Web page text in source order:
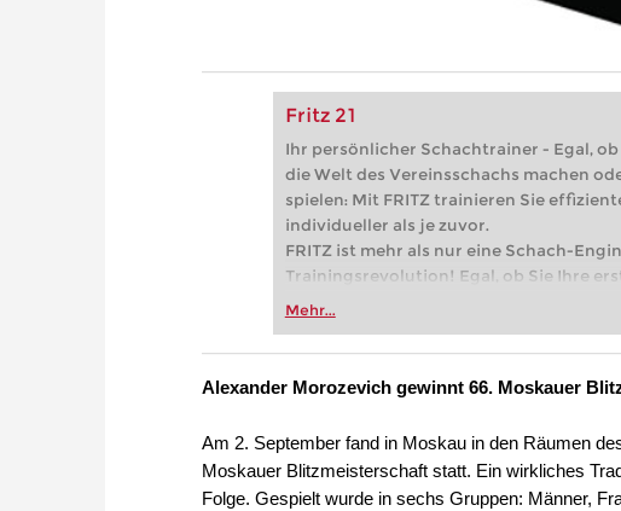
Fritz 21
Ihr persönlicher Schachtrainer - Egal,
die Welt des Vereinsschachs machen
spielen: Mit FRITZ trainieren Sie
individueller als je zuvor.
FRITZ ist mehr als nur eine Schach-
Trainingsrevolution! Egal, ob Sie Ihre
Vereinsschachs machen oder bereits
zuvor.
Mehr...
Alexander Morozevich gewinnt 66. Moskauer
Am 2. September fand in Moskau in den Räumen
Moskauer Blitzmeisterschaft statt. Ein wirkliches
Folge. Gespielt wurde in sechs Gruppen: Männer,